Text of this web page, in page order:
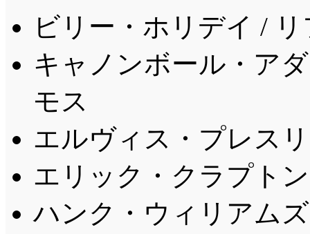
ビリー・ホリデイ /
キャノンボール・ア
モス
エルヴィス・プレス
エリック・クラプト
ハンク・ウィリアム